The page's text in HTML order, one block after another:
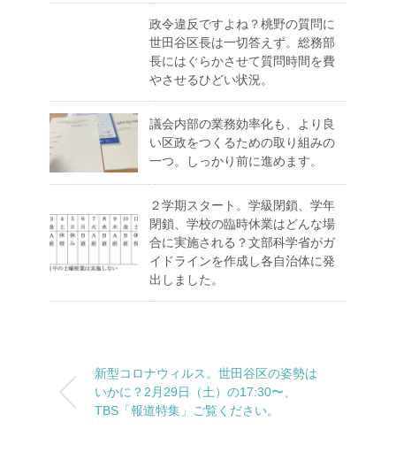
政令違反ですよね？桃野の質問に
世田谷区長は一切答えず。総務部
長にはぐらかさせて質問時間を費
やさせるひどい状況。
議会内部の業務効率化も、より良
い区政をつくるための取り組みの
一つ。しっかり前に進めます。
２学期スタート。学級閉鎖、学年
閉鎖、学校の臨時休業はどんな場
合に実施される？文部科学省がガ
イドラインを作成し各自治体に発
出しました。
新型コロナウィルス。世田谷区の姿勢は
いかに？2月29日（土）の17:30〜、
TBS「報道特集」ご覧ください。